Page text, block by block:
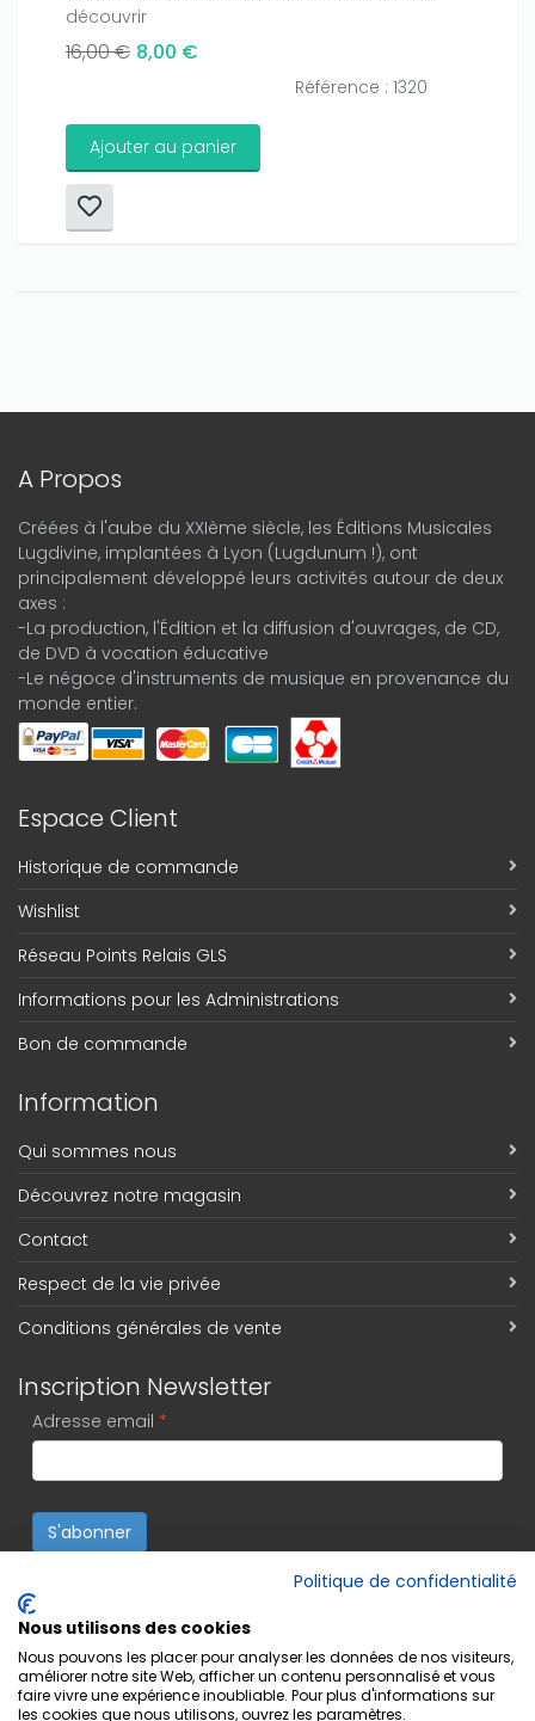
découvrir
16,00 € 8,00 €
Référence : 1320
Ajouter au panier
A Propos
Créées à l'aube du XXIème siècle, les Éditions Musicales
Lugdivine, implantées à Lyon (Lugdunum !), ont
principalement développé leurs activités autour de deux
axes :
-La production, l'Édition et la diffusion d'ouvrages, de CD,
de DVD à vocation éducative
-Le négoce d'instruments de musique en provenance du
monde entier.
Espace Client
Historique de commande
Wishlist
Réseau Points Relais GLS
Informations pour les Administrations
Bon de commande
Information
Qui sommes nous
Découvrez notre magasin
Contact
Respect de la vie privée
Conditions générales de vente
Inscription Newsletter
Adresse email *
S'abonner
Politique de confidentialité
Nous utilisons des cookies
Nous pouvons les placer pour analyser les données de nos visiteurs,
améliorer notre site Web, afficher un contenu personnalisé et vous
faire vivre une expérience inoubliable. Pour plus d'informations sur
les cookies que nous utilisons, ouvrez les paramètres.